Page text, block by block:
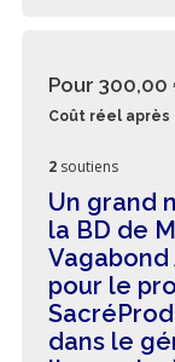
Pour 300,00
Coût réel après
2 soutiens
Un grand
la BD de
pour le
dans le